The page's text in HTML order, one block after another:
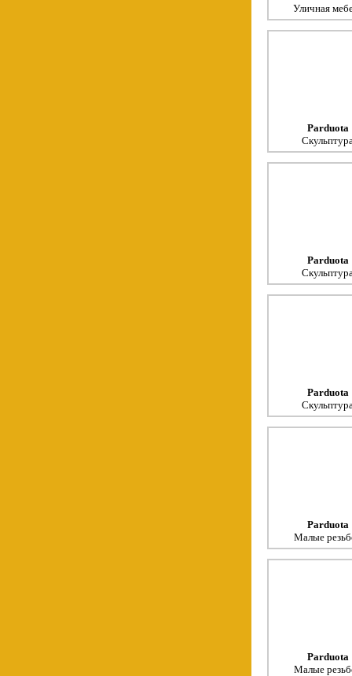
Уличная
Parduota
Parduota
Parduota
Parduota
Малые
Parduota
Малые